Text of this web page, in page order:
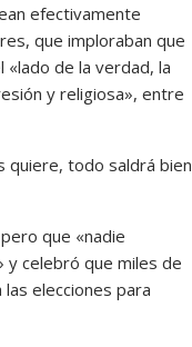
efectivamente
que imploraban que
«lado de la verdad, la
y religiosa», entre
quiere, todo saldrá bien
que «nadie
y celebró que miles de
elecciones para